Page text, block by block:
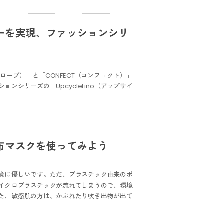
実現、ファッションシリ
ブ）」と「CONFECT（コンフェクト）」
ョンシリーズの「UpcycleLino（アップサイ
スクを使ってみよう
優しいです。ただ、プラスチック由来のポ
クロプラスチックが流れてしまうので、環境
敏感肌の方は、かぶれたり吹き出物が出て